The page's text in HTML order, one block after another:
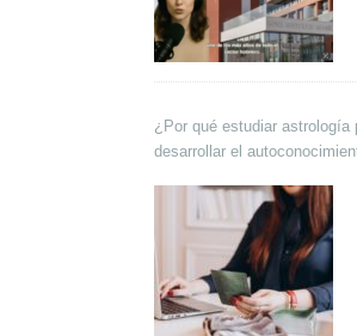
¿Por qué estudiar astrología
desarrollar el